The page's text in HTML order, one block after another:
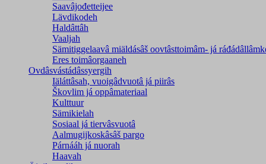
Saavâjođetteijee
Lävdikodeh
Haldâttâh
Vaaljah
Sämitiggelaavâ miäldásâš oovtâsttoimâm- já
Eres toimâorgaaneh
Ovdâsvástádâssyergih
Iäláttâsah, vuoigâdvuotâ já piirâs
Škovlim já oppâmateriaal
Kulttuur
Sämikielah
Sosiaal já tiervâsvuotâ
Aalmugijkoskâsâš pargo
Párnááh já nuorah
Haavah